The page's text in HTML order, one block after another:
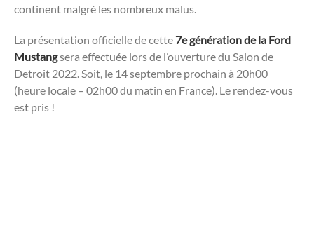
continent malgré les nombreux malus.
La présentation officielle de cette 7e génération de la Ford
Mustangsera effectuée lors de l’ouverture du Salon de
Detroit 2022. Soit, le 14 septembre prochain à 20h00
(heure locale – 02h00 du matin en France). Le rendez-vous
est pris !